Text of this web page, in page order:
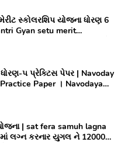
સ્કોલરશિપ યોજના ધોરણ 6
ધોરણ-૫ પ્રેક્ટિસ પેપર | Navoday
Paper । Navodaya
OLD PAPER
lagna
દિઠ ૩૦૦૦૦/ ની સહાય